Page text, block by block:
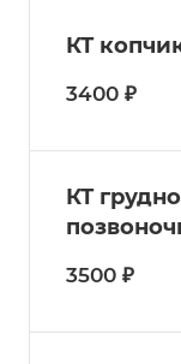
КТ
3400 ₽
КТ
3500 ₽